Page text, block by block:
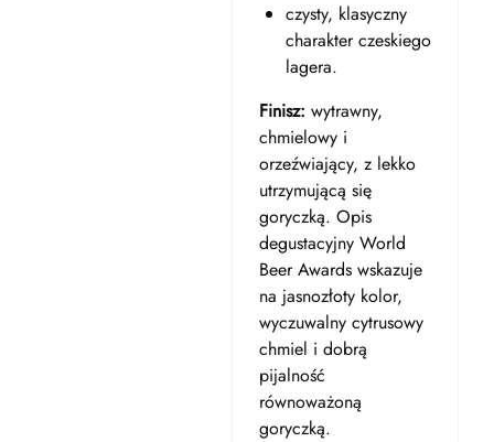
czysty, klasyczny
charakter czeskiego
lagera.
Finisz: wytrawny,
chmielowy i
orzeźwiający, z lekko
utrzymującą się
goryczką. Opis
degustacyjny World
Beer Awards wskazuje
na jasnozłoty kolor,
wyczuwalny cytrusowy
chmiel i dobrą
pijalność
równoważoną
goryczką.